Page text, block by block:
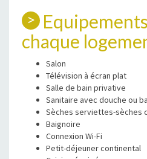
chaque
Salon
Télévision à écran plat
Salle de bain privative
Sanitaire avec douche ou
Sèches serviettes-sèches
Baignoire
Connexion Wi-Fi
Petit-déjeuner continental